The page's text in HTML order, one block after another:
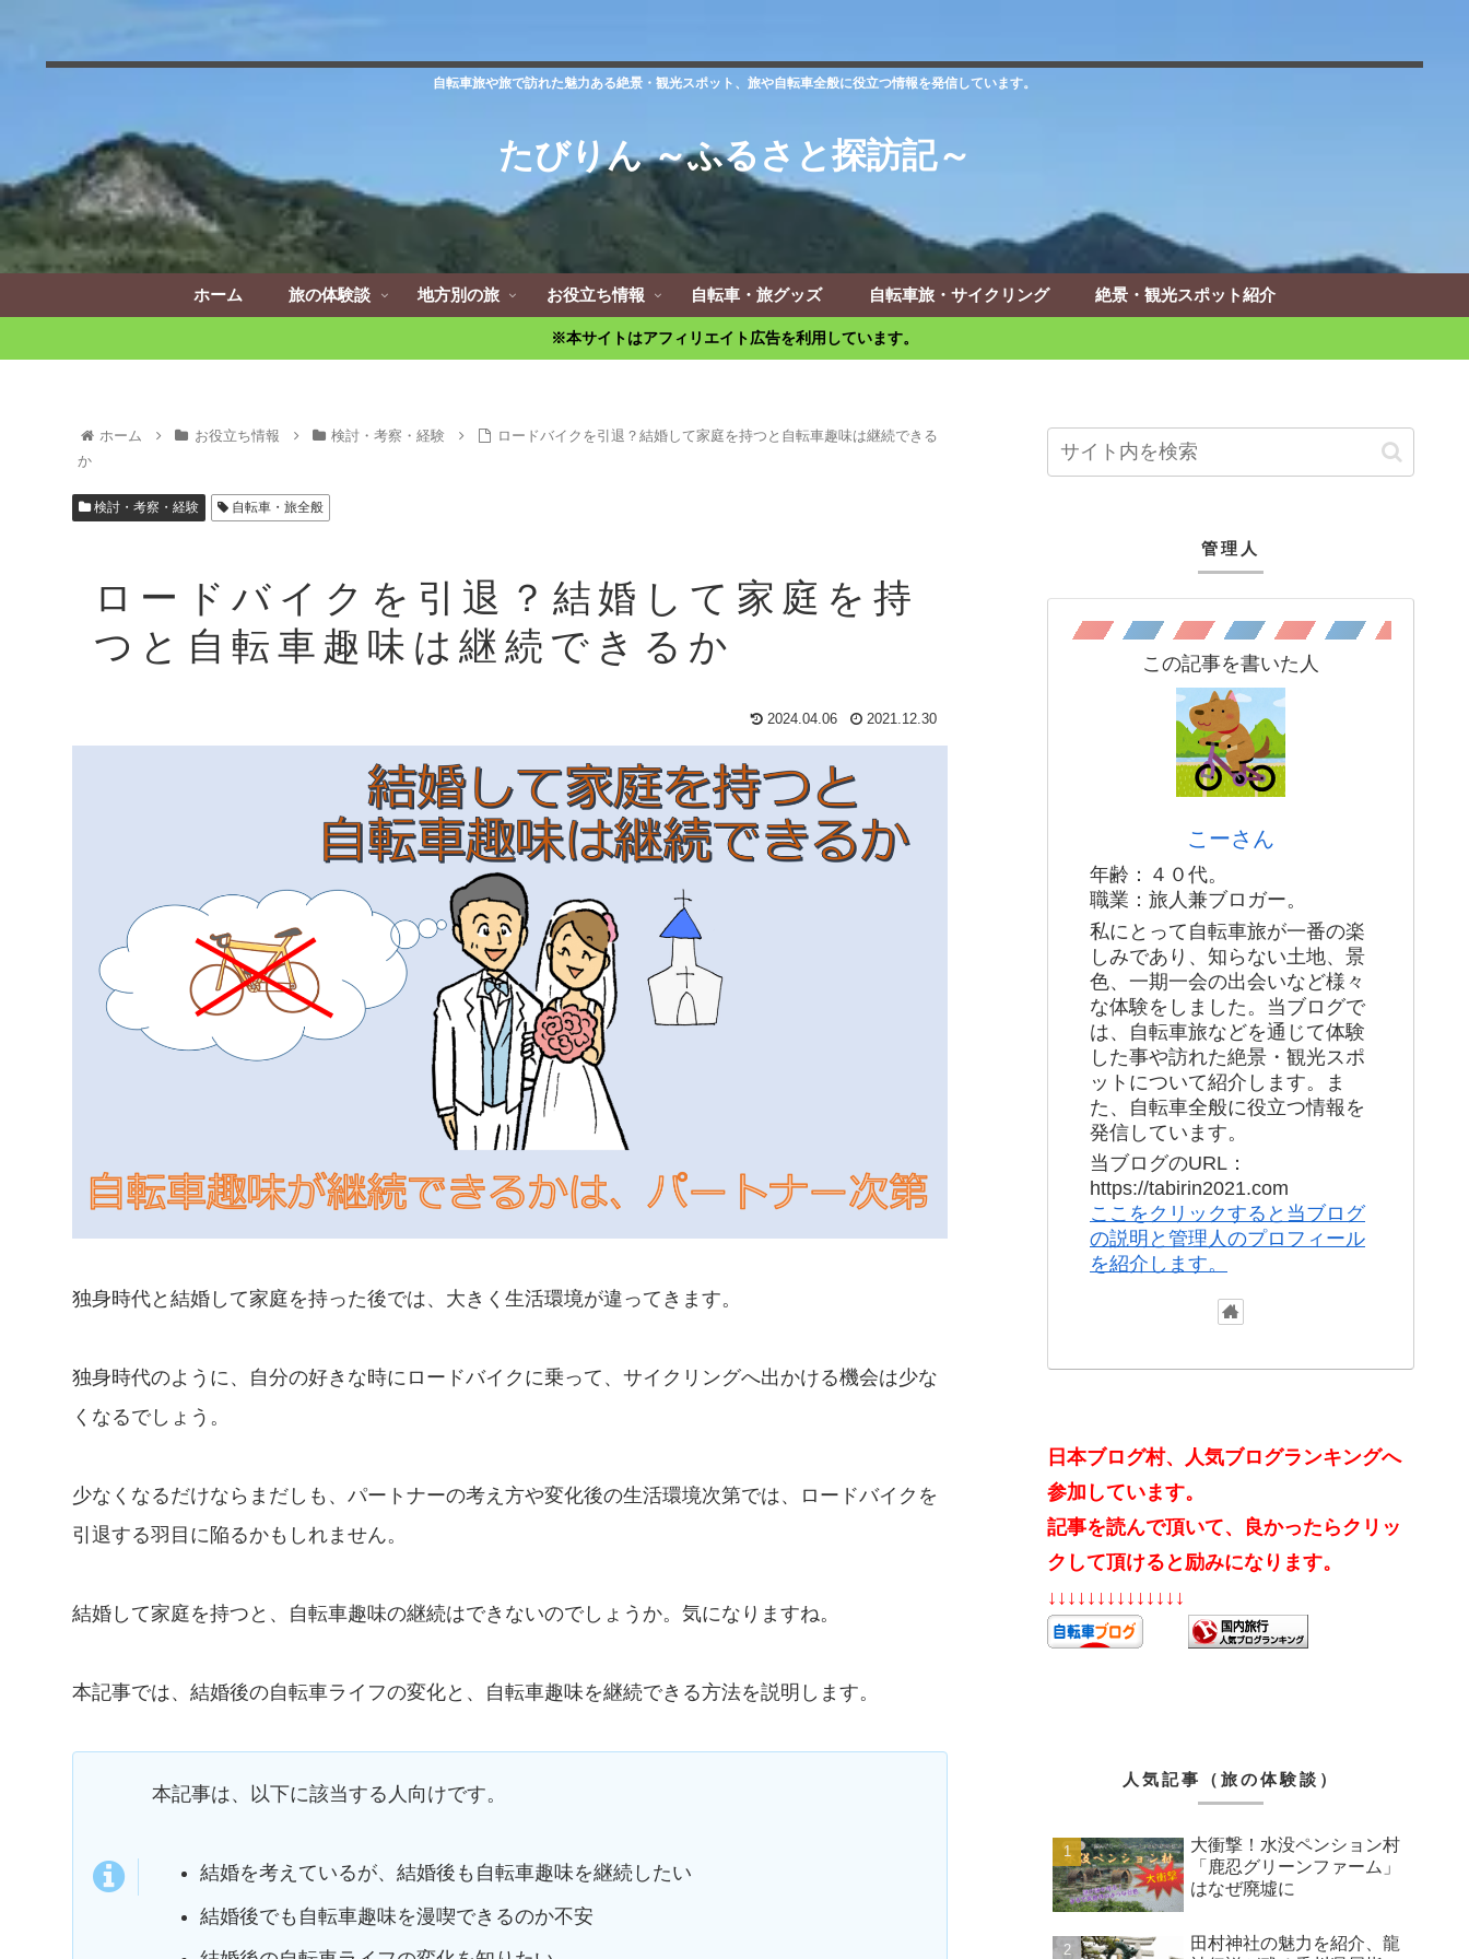
自転車旅や旅で訪れた魅力ある絶景・観光スポット、旅や自転車全般に役立つ情報を発信しています。
たびりん ～ふるさと探訪記～
ホーム 旅の体験談 地方別の旅 お役立ち情報 自転車・旅グッズ 自転車旅・サイクリング 絶景・観光スポット紹介
※本サイトはアフィリエイト広告を利用しています。
ホーム お役立ち情報 検討・考察・経験
ロードバイクを引退？結婚して家庭を持つと自転車趣味は継続できる
か
検討・考察・経験 自転車・旅全般
ロードバイクを引退？結婚して家庭を持
つと自転車趣味は継続できるか
2024.04.06 2021.12.30
独身時代と結婚して家庭を持った後では、大きく生活環境が違ってきます。
独身時代のように、自分の好きな時にロードバイクに乗って、サイクリングへ出かける機会は少な
くなるでしょう。
少なくなるだけならまだしも、パートナーの考え方や変化後の生活環境次第では、ロードバイクを
引退する羽目に陥るかもしれません。
結婚して家庭を持つと、自転車趣味の継続はできないのでしょうか。気になりますね。
本記事では、結婚後の自転車ライフの変化と、自転車趣味を継続できる方法を説明します。
本記事は、以下に該当する人向けです。
結婚を考えているが、結婚後も自転車趣味を継続したい
結婚後でも自転車趣味を漫喫できるのか不安
管理人
この記事を書いた人
こーさん
年齢：４０代。
職業：旅人兼ブロガー。
私にとって自転車旅が一番の楽
しみであり、知らない土地、景
色、一期一会の出会いなど様々
な体験をしました。当ブログで
は、自転車旅などを通じて体験
した事や訪れた絶景・観光スポ
ットについて紹介します。ま
た、自転車全般に役立つ情報を
発信しています。
当ブログのURL：
https://tabirin2021.com
ここをクリックすると当ブログ
の説明と管理人のプロフィール
を紹介します。
日本ブログ村、人気ブログランキングへ
参加しています。
記事を読んで頂いて、良かったらクリッ
クして頂けると励みになります。
↓↓↓↓↓↓↓↓↓↓↓↓↓↓
人気記事（旅の体験談）
大衝撃！水没ペンション村
「鹿忍グリーンファーム」
はなぜ廃墟に
田村神社の魅力を紹介、龍